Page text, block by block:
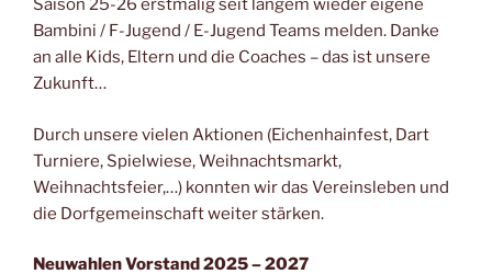
Saison 25-26 erstmalig seit langem wieder eigene
Bambini / F-Jugend / E-Jugend Teams melden. Danke
an alle Kids, Eltern und die Coaches – das ist unsere
Zukunft…
Durch unsere vielen Aktionen (Eichenhainfest, Dart
Turniere, Spielwiese, Weihnachtsmarkt,
Weihnachtsfeier,…) konnten wir das Vereinsleben und
die Dorfgemeinschaft weiter stärken.
Neuwahlen Vorstand 2025 – 2027